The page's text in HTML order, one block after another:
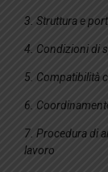
3. Struttura e
4. Condizioni di
5. Compatibilità
6.
7. Procedura di
lavoro